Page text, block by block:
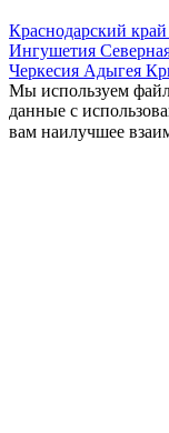
Краснодарский край
Ингушетия
Черкесия Адыгея
Мы используем
данные с
вам наилучшее